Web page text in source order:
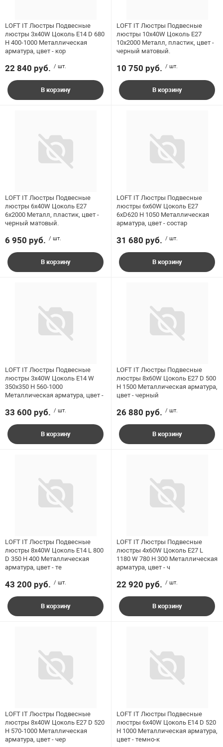
LOFT IT Люстры Подвесные
люстры 3x40W Цоколь E14 D 680
H 400-1000 Металлическая
арматура, цвет - кор
22 840 руб. / шт.
В корзину
LOFT IT Люстры Подвесные
люстры 10x40W Цоколь E27
10x2000 Mеталл, пластик, цвет -
черный матовый.
10 750 руб. / шт.
В корзину
LOFT IT Люстры Подвесные
люстры 6x40W Цоколь E27
6x2000 Mеталл, пластик, цвет -
черный матовый.
6 950 руб. / шт.
В корзину
LOFT IT Люстры Подвесные
люстры 6x60W Цоколь E27
6xD620 H 1050 Металлическая
арматура, цвет - состар
31 680 руб. / шт.
В корзину
LOFT IT Люстры Подвесные
люстры 3x40W Цоколь E14 W
350x350 H 560-1000
Металлическая арматура, цвет -
33 600 руб. / шт.
В корзину
LOFT IT Люстры Подвесные
люстры 8x60W Цоколь E27 D 500
H 1500 Металлическая арматура,
цвет - черный
26 880 руб. / шт.
В корзину
LOFT IT Люстры Подвесные
люстры 8x40W Цоколь E14 L 800
D 350 H 400 Металлическая
арматура, цвет - те
43 200 руб. / шт.
В корзину
LOFT IT Люстры Подвесные
люстры 4x60W Цоколь E27 L
1180 W 780 H 300 Металлическая
арматура, цвет - ч
22 920 руб. / шт.
В корзину
LOFT IT Люстры Подвесные
люстры 8x40W Цоколь E27 D 520
H 570-1000 Металлическая
арматура, цвет - чер
LOFT IT Люстры Подвесные
люстры 6x40W Цоколь E14 D 520
H 1000 Металлическая арматура,
цвет - темно-к